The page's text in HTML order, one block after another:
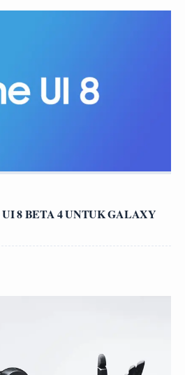
8 BETA 4 UNTUK GALAXY